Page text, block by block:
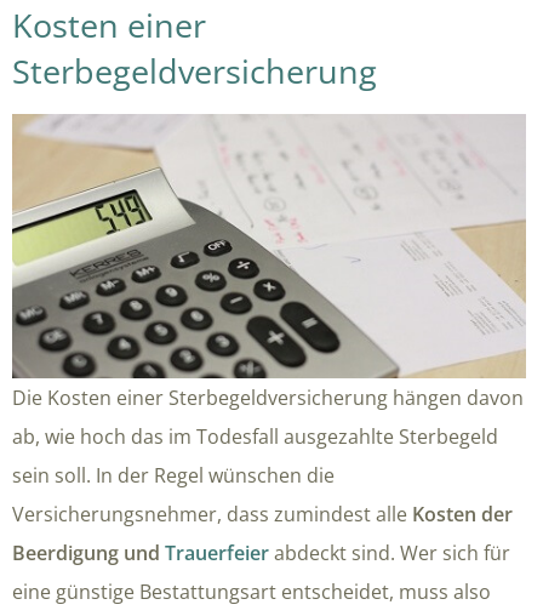
Kosten einer
Sterbegeldversicherung
Die Kosten einer Sterbegeldversicherung hängen davon
ab, wie hoch das im Todesfall ausgezahlte Sterbegeld
sein soll. In der Regel wünschen die
Versicherungsnehmer, dass zumindest alle Kosten der
Beerdigung und Trauerfeierabdeckt sind. Wer sich für
eine günstige Bestattungsart entscheidet, muss also